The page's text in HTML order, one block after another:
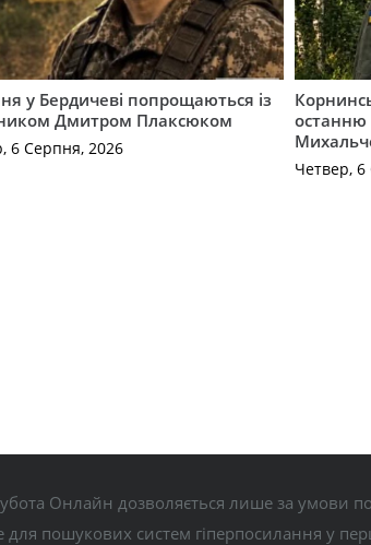
у Бердичеві попрощаються із
Дмитром Плаксюком
6 Серпня, 2026
останню
Четвер,
Онлайн дозволяється лише за умови
для пошукових систем гіперпосилання у